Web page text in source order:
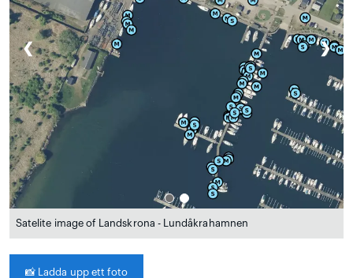
❮ ❯
Satelite image of Landskrona - Lundåkrahamnen
📸 Ladda upp ett foto